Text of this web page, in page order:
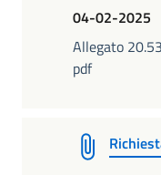
04-02-2025
Allegato
pdf